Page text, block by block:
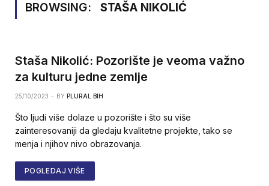
BROWSING: STAŠA NIKOLIĆ
Staša Nikolić: Pozorište je veoma važno
za kulturu jedne zemlje
25/10/2023 BY PLURAL BIH
Što ljudi više dolaze u pozorište i što su više
zainteresovaniji da gledaju kvalitetne projekte, tako se
menja i njihov nivo obrazovanja.
POGLEDAJ VIŠE